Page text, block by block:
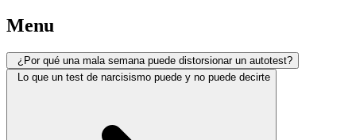
Menu
¿Por qué una mala semana puede distorsionar un autotest?
Lo que un test de narcisismo puede y no puede decirte